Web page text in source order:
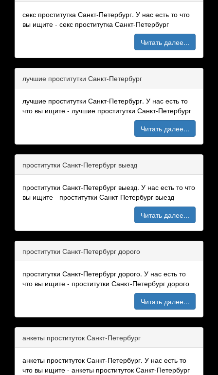
секс проститутка Санкт-Петербург. У нас есть то что
вы ищите - секс проститутка Санкт-Петербург
Читать далее...
лучшие проститутки Санкт-Петербург
лучшие проститутки Санкт-Петербург. У нас есть то
что вы ищите - лучшие проститутки Санкт-Петербург
Читать далее...
проститутки Санкт-Петербург выезд
проститутки Санкт-Петербург выезд. У нас есть то что
вы ищите - проститутки Санкт-Петербург выезд
Читать далее...
проститутки Санкт-Петербург дорого
проститутки Санкт-Петербург дорого. У нас есть то
что вы ищите - проститутки Санкт-Петербург дорого
Читать далее...
анкеты проституток Санкт-Петербург
анкеты проституток Санкт-Петербург. У нас есть то
что вы ищите - анкеты проституток Санкт-Петербург